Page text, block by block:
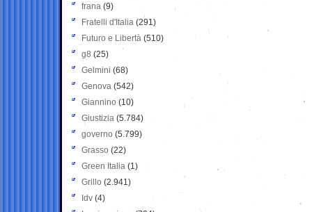
frana (9)
Fratelli d'Italia (291)
Futuro e Libertà (510)
g8 (25)
Gelmini (68)
Genova (542)
Giannino (10)
Giustizia (5.784)
governo (5.799)
Grasso (22)
Green Italia (1)
Grillo (2.941)
Idv (4)